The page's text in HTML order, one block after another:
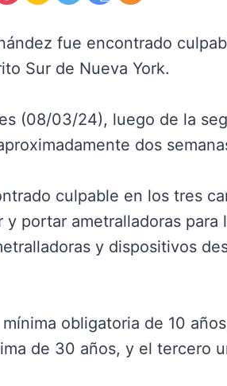
fue encontrado
Sur de Nueva York.
(08/03/24), luego de la
dos
culpable en los tres
y portar ametralladoras
y dispositivos
obligatoria de 10
de 30 años, y el tercero